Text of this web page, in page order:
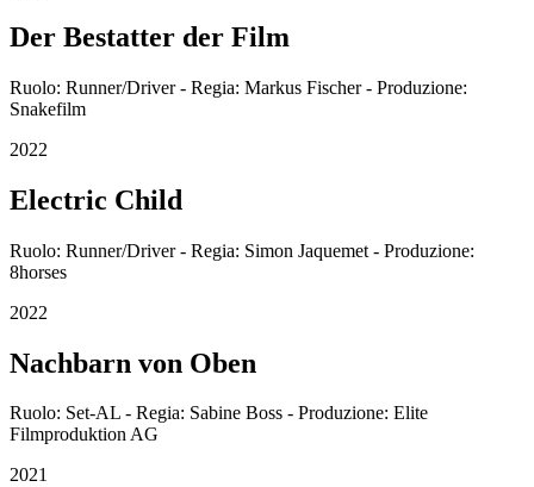
Der Bestatter der Film
Ruolo: Runner/Driver - Regia: Markus Fischer - Produzione:
Snakefilm
2022
Electric Child
Ruolo: Runner/Driver - Regia: Simon Jaquemet - Produzione:
8horses
2022
Nachbarn von Oben
Ruolo: Set-AL - Regia: Sabine Boss - Produzione: Elite
Filmproduktion AG
2021